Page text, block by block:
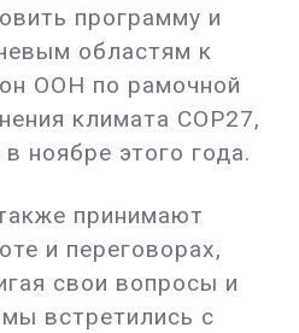
программу и
областям к
ООН по рамочной
климата COP27,
ноябре этого года.
принимают
и переговорах,
свои вопросы и
встретились с